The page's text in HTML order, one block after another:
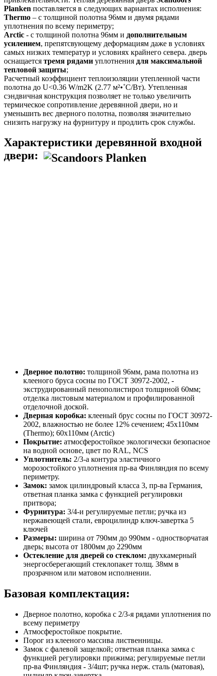
Planken поставляется в следующих вариантах исполнения:
Thermo – с толщиной полотна 96мм и двумя рядами
уплотнения по всему периметру;
Arctic - с толщиной полотна 96мм и дополнительным
усилением, препятсвующему деформациям даже в условиях
самых низких температур и условиях крайнего севера. дверь
оснащается тремя рядами уплотнения для максимальной
тепловой защиты;
Расчетный коэффициент теплоизоляции утепленной части
полотна до U<0.36 W/m2K (2.77 м²•˚С/Вт). Утепленная
сэндвичная конструкция позволяет не только увеличить
термическое сопротивление деревянной двери, но и
уменьшить вес дверного полотна, позволяя значительно
снизить нагрузку на фурнитуру и продлить срок службы.
Характеристики деревянной входной
двери:
Дверное полотно: толщиной 96мм, рама полотна из
клееного бруса сосны по ГОСТ 30972-2002, -
экструдированный пенополистирол толщиной 60мм;
отделка листовым материалом и профилированной
отделочной доской.
Дверная коробка: клееный брус сосны по ГОСТ 30972-
2002, влажностью не более 12% сечением; 45х110мм
(Thermo); 60х110мм (Arctic)
Покрытие: атмосферостойкое экологически безопасное
на водной основе, цвет по RAL, NCS
Уплотнитель: 2/3-а контура эластичного
морозостойкого уплотнения пр-ва Финляндия по всему
периметру.
Замок: замок цилиндровый класса 3, пр-ва Германия,
ответная планка замка с функцией регулировки
притвора;
Фурнитура: 3/4-и регулируемые петли; ручка из
нержавеющей стали, евроцилиндр ключ-завертка 5
ключей
Размеры: ширина от 790мм до 990мм - одностворчатая
дверь; высота от 1800мм до 2290мм
Остекление для дверей со стеклом: двухкамерный
энергосберегающий стеклопакет толщ. 38мм в
прозрачном или матовом исполнении.
Базовая комплектация:
Дверное полотно, коробка с 2/3-я рядами уплотнения по
всему периметру
Атмосферостойкое покрытие.
Порог из клееного массива лиственницы.
Замок с фалевой защелкой; ответная планка замка с
функцией регулировки прижима; регулируемые петли
пр-ва Финляндия - 3/4шт; ручка нерж. сталь (матовая),